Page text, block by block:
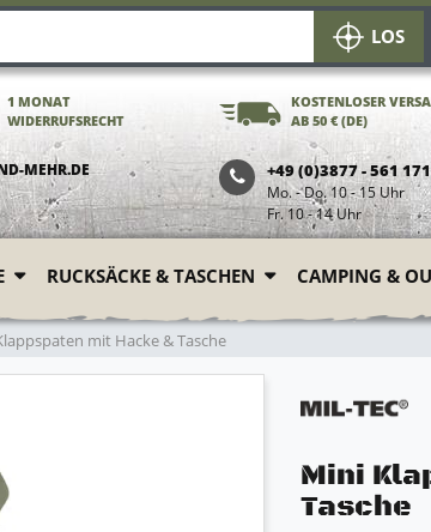
LOS
1 MONAT
WIDERRUFSRECHT
KOSTENLOSER
AB 50 € (DE)
MEHR.DE
+49 (0)3877 - 561 171
Mo. - Do. 10 - 15 Uhr
Fr. 10 - 14 Uhr
RUCKSÄCKE & TASCHEN CAMPING &
mit Hacke & Tasche
Mini
Tasche